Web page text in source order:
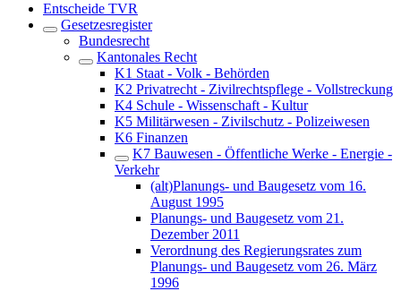
Entscheide TVR
Gesetzesregister
Bundesrecht
Kantonales Recht
K1 Staat - Volk - Behörden
K2 Privatrecht - Zivilrechtspflege - Vollstreckung
K4 Schule - Wissenschaft - Kultur
K5 Militärwesen - Zivilschutz - Polizeiwesen
K6 Finanzen
K7 Bauwesen - Öffentliche Werke - Energie -
Verkehr
(alt)Planungs- und Baugesetz vom 16.
August 1995
Planungs- und Baugesetz vom 21.
Dezember 2011
Verordnung des Regierungsrates zum
Planungs- und Baugesetz vom 26. März
1996